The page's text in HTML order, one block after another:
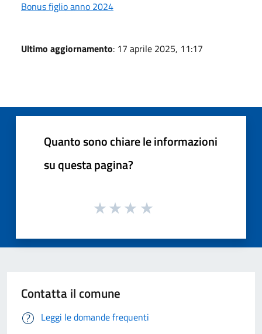
Bonus figlio anno 2024
Ultimo aggiornamento: 17 aprile 2025, 11:17
Quanto sono chiare le informazioni
su questa pagina?
Contatta il comune
Leggi le domande frequenti